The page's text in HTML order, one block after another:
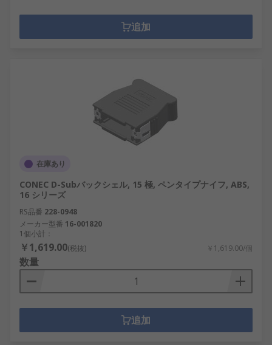
追加
在庫あり
CONEC D-Subバックシェル, 15 極, ペンタイプナイフ, ABS,
16 シリーズ
RS品番 228-0948
メーカー型番 16-001820
1個小計：
￥1,619.00(税抜) ￥1,619.00/個
数量
追加